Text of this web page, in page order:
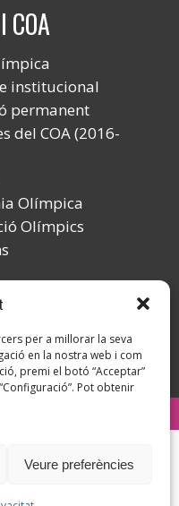
per a millorar la seva
en la nostra web i com
premi el botó “Acceptar”
Pot obtenir
Veure preferències
COA
institucional
permanent
del COA (2016-
Olímpica
Olímpics